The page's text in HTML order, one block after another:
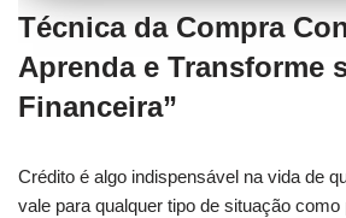
Técnica da Compra
Aprenda e Transforme
Financeira”
Crédito é algo indispensável na vida de
vale para qualquer tipo de situação